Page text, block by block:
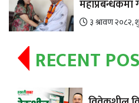
महाप्रबन्धकमा
३ श्रावण २०८२,
RECENT